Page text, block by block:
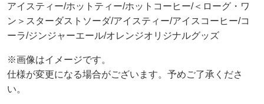
アイスティー/ホットティー/ホットコーヒー/＜ローグ・ワ
ン＞スターダストソーダ/アイスティー/アイスコーヒー/コ
ーラ/ジンジャーエール/オレンジオリジナルグッズ
※画像はイメージです。
仕様が変更になる場合がございます。予めご了承くださ
い。